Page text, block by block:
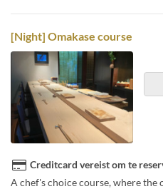
[Night] Omakase course
Creditcard vereist om te
A chef's choice course, where